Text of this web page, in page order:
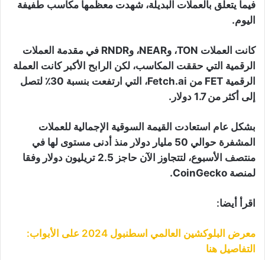
فيما يتعلق بالعملات البديلة، شهدت معظمها مكاسب طفيفة
اليوم.
كانت العملات TON، وNEAR، وRNDR في مقدمة العملات
الرقمية التي حققت المكاسب، لكن الرابح الأكبر كانت العملة
الرقمية FET من Fetch.ai، التي ارتفعت بنسبة 30٪ لتصل
إلى أكثر من 1.7 دولار.
بشكل عام استعادت القيمة السوقية الإجمالية للعملات
المشفرة حوالي 50 مليار دولار منذ أدنى مستوى لها في
منتصف الأسبوع، لتتجاوز الآن حاجز 2.5 تريليون دولار وفقا
لمنصة CoinGecko.
اقرأ أيضا:
معرض البلوكشين العالمي اسطنبول 2024 على الأبواب:
التفاصيل هنا